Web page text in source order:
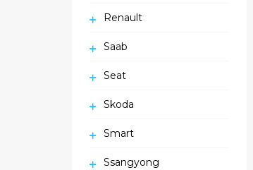
Renault
Saab
Seat
Skoda
Smart
Ssangyong